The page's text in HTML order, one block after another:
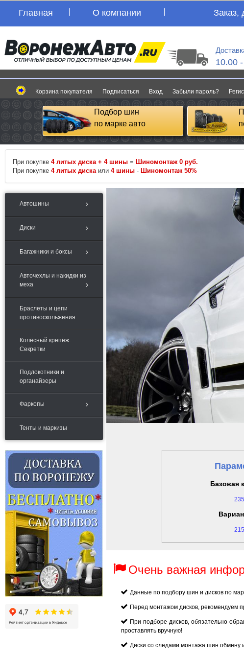
Главная О компании Заказ,
10.00
Корзина покупателя Подписаться Вход Забыли пароль?
Подбор шин
по марке авто
При покупке 4 литых диска + 4 шины = Шиномонтаж 0 руб.
При покупке 4 литых диска или 4 шины - Шиномонтаж 50%
Автошины
Диски
Багажники и боксы
Авточехлы и накидки из
меха
Браслеты и цепи
противоскольжения
Колёсный крепёж.
Секретки
Подлокотники и
органайзеры
Фаркопы
Тенты и маркизы
Базовая
Очень важная
Данные по подбору шин и дисков по
Перед монтажом дисков, рекомендуем
При подборе дисков, обязательно
проставлять вручную!
Диски со следами монтажа шин обмену